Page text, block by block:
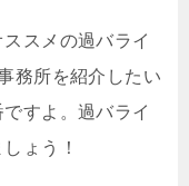
スメの過バライ
務所を紹介したい
すよ。過バライ
ょう！